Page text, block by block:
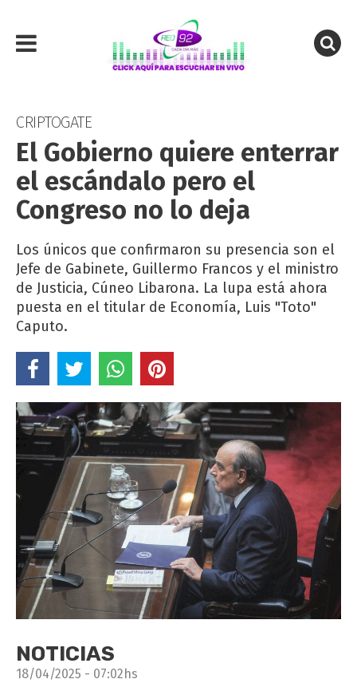
CRIPTOGATE
El Gobierno quiere enterrar
el escándalo pero el
Congreso no lo deja
Los únicos que confirmaron su presencia son el
Jefe de Gabinete, Guillermo Francos y el ministro
de Justicia, Cúneo Libarona. La lupa está ahora
puesta en el titular de Economía, Luis "Toto"
Caputo.
NOTICIAS
18/04/2025 - 07:02hs